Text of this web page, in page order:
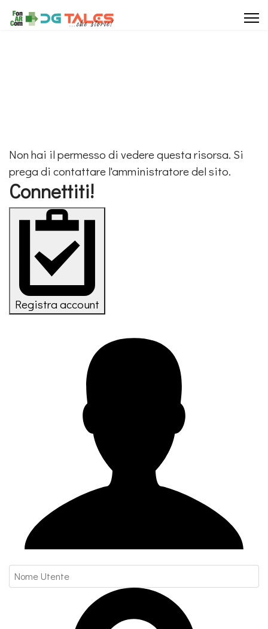
Non hai il permesso di vedere questa risorsa. Si
prega di contattare l'amministratore del sito.
Connettiti!
Registra account